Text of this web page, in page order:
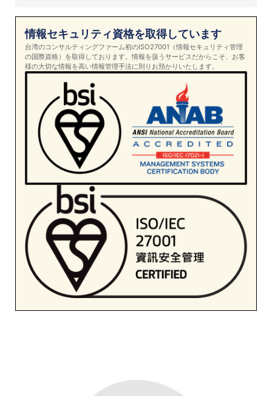
情報セキュリティ資格を取得しています
台湾のコンサルティングファーム初のISO27001（情報セキュリティ管理
の国際資格）を取得しております。情報を扱うサービスだからこそ、お客
様の大切な情報を高い情報管理手法に則りお預かりいたします。